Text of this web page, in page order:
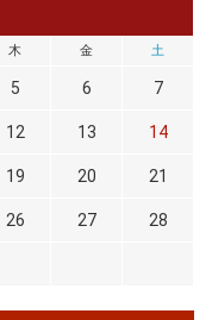
木 金 土
5 6 7
12 13 14
19 20 21
26 27 28